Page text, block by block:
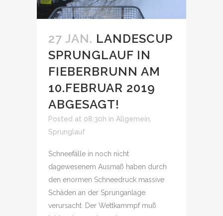
27 JAN. LANDESCUP
SPRUNGLAUF IN
FIEBERBRUNN AM
10.FEBRUAR 2019
ABGESAGT!
Posted at 08:30h in Allgemein,
Sprunglauf
Schneefälle in noch nicht
dagewesenem Ausmaß haben durch
den enormen Schneedruck massive
Schäden an der Sprunganlage
verursacht. Der Wettkammpf muß